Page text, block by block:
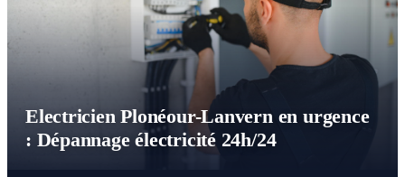
Electricien Plonéour-Lanvern en urgence
: Dépannage électricité 24h/24